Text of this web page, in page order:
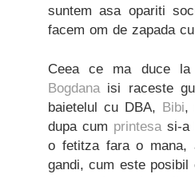
suntem asa opariti
facem om de zapada
Ceea ce ma duce la
Bogdanaisi raceste
baietelul cu DBA, Bibi,
dupa cum printesasi-a
o fetitza fara o
gandi, cum este